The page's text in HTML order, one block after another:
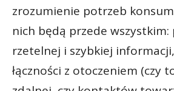
zrozumienie potrzeb
nich będą przede wszystkim:
rzetelnej i szybkiej
łączności z otoczeniem (czy